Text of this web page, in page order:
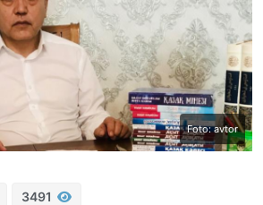
Foto: avtor
3491